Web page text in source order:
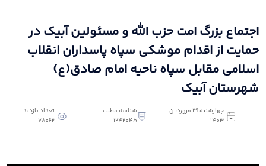
اجتماع بزرگ امت حزب الله و مسئولین آبیک در
حمایت از اقدام موشکی سپاه پاسداران انقلاب
اسلامی مقابل سپاه ناحیه امام صادق(ع)
شهرستان آبیک
چهارشنبه 29 فروردین
1403
شناسه مطلب:
1242045
تعداد بازدید :
78062